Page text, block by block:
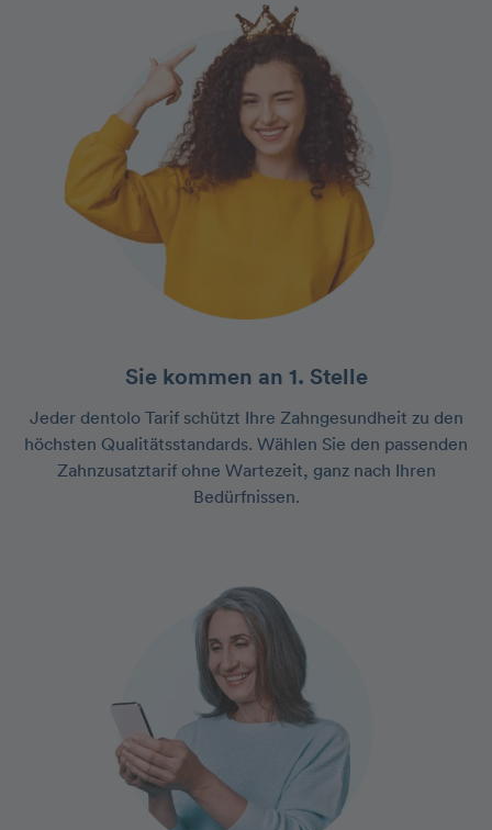
Sie kommen an 1. Stelle
Jeder dentolo Tarif schützt Ihre Zahngesundheit zu den
höchsten Qualitätsstandards. Wählen Sie den passenden
Zahnzusatztarif ohne Wartezeit, ganz nach Ihren
Bedürfnissen.